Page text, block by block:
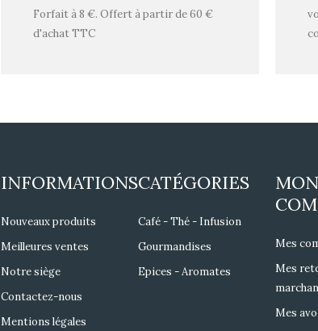
Forfait à 8 €. Offert à partir de 60 €
d'achat TTC
INFORMATIONS
Nouveaux produits
Meilleures ventes
Notre siège
Contactez-nous
Mentions légales
CATÉGORIES
Café - Thé - Infusion
Gourmandises
Epices - Aromates
MON
Mes
Mes
Mes